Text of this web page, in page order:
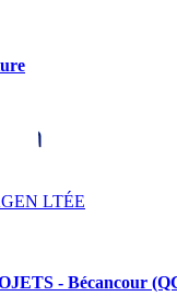
LTÉE
- Bécancour